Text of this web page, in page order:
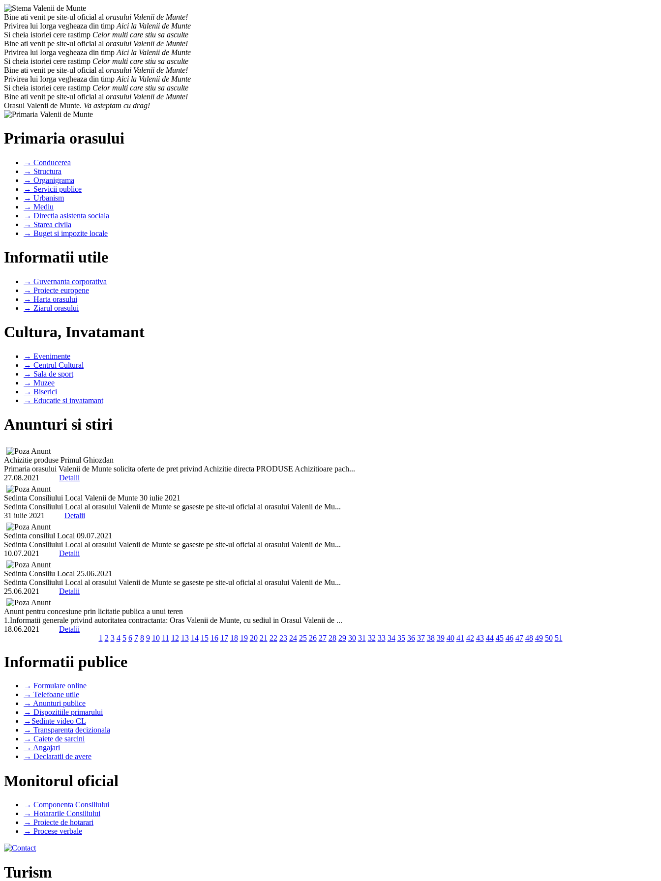
Bine ati venit pe site-ul oficial al orasului Valenii de Munte!
Privirea lui Iorga vegheaza din timp Aici la Valenii de Munte
Si cheia istoriei cere rastimp Celor multi care stiu sa asculte
Bine ati venit pe site-ul oficial al orasului Valenii de Munte!
Privirea lui Iorga vegheaza din timp Aici la Valenii de Munte
Si cheia istoriei cere rastimp Celor multi care stiu sa asculte
Bine ati venit pe site-ul oficial al orasului Valenii de Munte!
Privirea lui Iorga vegheaza din timp Aici la Valenii de Munte
Si cheia istoriei cere rastimp Celor multi care stiu sa asculte
Bine ati venit pe site-ul oficial al orasului Valenii de Munte!
Orasul Valenii de Munte. Va asteptam cu drag!
Primaria orasului
→ Conducerea
→ Structura
→ Organigrama
→ Servicii publice
→ Urbanism
→ Mediu
→ Directia asistenta sociala
→ Starea civila
→ Buget si impozite locale
Informatii utile
→ Guvernanta corporativa
→ Proiecte europene
→ Harta orasului
→ Ziarul orasului
Cultura, Invatamant
→ Evenimente
→ Centrul Cultural
→ Sala de sport
→ Muzee
→ Biserici
→ Educatie si invatamant
Anunturi si stiri
Achizitie produse Primul Ghiozdan
Primaria orasului Valenii de Munte solicita oferte de pret privind Achizitie directa PRODUSE Achizitioare pach...
27.08.2021 Detalii
Sedinta Consiliului Local Valenii de Munte 30 iulie 2021
Sedinta Consiliului Local al orasului Valenii de Munte se gaseste pe site-ul oficial al orasului Valenii de Mu...
31 iulie 2021 Detalii
Sedinta consiliul Local 09.07.2021
Sedinta Consiliului Local al orasului Valenii de Munte se gaseste pe site-ul oficial al orasului Valenii de Mu...
10.07.2021 Detalii
Sedinta Consiliu Local 25.06.2021
Sedinta Consiliului Local al orasului Valenii de Munte se gaseste pe site-ul oficial al orasului Valenii de Mu...
25.06.2021 Detalii
Anunt pentru concesiune prin licitatie publica a unui teren
1.Informatii generale privind autoritatea contractanta: Oras Valenii de Munte, cu sediul in Orasul Valenii de ...
18.06.2021 Detalii
1 2 3 4 5 6 7 8 9 10 11 12 13 14 15 16 17 18 19 20 21 22 23 24 25 26 27 28 29 30 31 32 33 34 35 36 37 38 39 40 41 42 43 44 45 46 47 48 49 50 51
Informatii publice
→ Formulare online
→ Telefoane utile
→ Anunturi publice
→ Dispozitiile primarului
→Sedinte video CL
→ Transparenta decizionala
→ Caiete de sarcini
→ Angajari
→ Declaratii de avere
Monitorul oficial
→ Componenta Consiliului
→ Hotararile Consiliului
→ Proiecte de hotarari
→ Procese verbale
Turism